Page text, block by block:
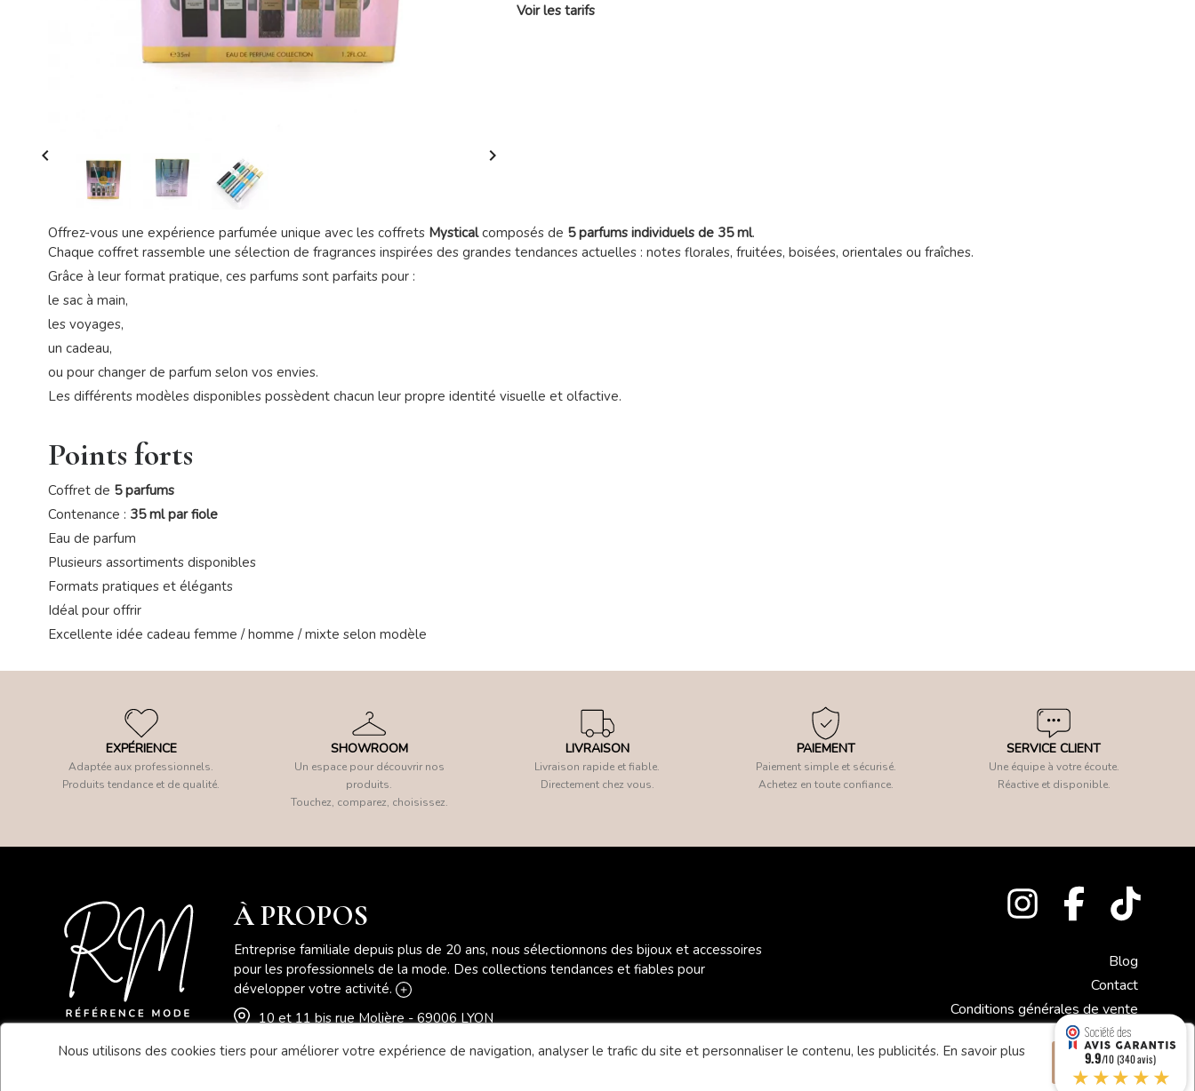
 
Voir les tarifs
Offrez-vous une expérience parfumée unique avec les coffrets Mysticalcomposés de 5 parfums individuels de 35 ml.
Chaque coffret rassemble une sélection de fragrances inspirées des grandes tendances actuelles : notes florales, fruitées, boisées, orientales ou fraîches.
Grâce à leur format pratique, ces parfums sont parfaits pour :
le sac à main,
les voyages,
un cadeau,
ou pour changer de parfum selon vos envies.
Les différents modèles disponibles possèdent chacun leur propre identité visuelle et olfactive.
Points forts
Coffret de 5 parfums
Contenance : 35 ml par fiole
Eau de parfum
Plusieurs assortiments disponibles
Formats pratiques et élégants
Idéal pour offrir
Excellente idée cadeau femme / homme / mixte selon modèle
EXPÉRIENCE
Adaptée aux professionnels.
Produits tendance et de qualité.
SHOWROOM
Un espace pour découvrir nos
produits.
Touchez, comparez, choisissez.
LIVRAISON
Livraison rapide et fiable.
Directement chez vous.
PAIEMENT
Paiement simple et sécurisé.
Achetez en toute confiance.
SERVICE CLIENT
Une équipe à votre écoute.
Réactive et disponible.
À PROPOS
Entreprise familiale depuis plus de 20 ans, nous sélectionnons des bijoux et accessoires
pour les professionnels de la mode. Des collections tendances et fiables pour
développer votre activité.
10 et 11 bis rue Molière - 69006 LYON
04 78 41 78 46
Blog
Contact
Conditions générales de vente
Mentions légales
Nous utilisons des cookies tiers pour améliorer votre expérience de navigation, analyser le trafic du site et personnaliser le contenu, les publicités. En savoir plus Accepter
9.9/10 (340 avis)
★★★★★